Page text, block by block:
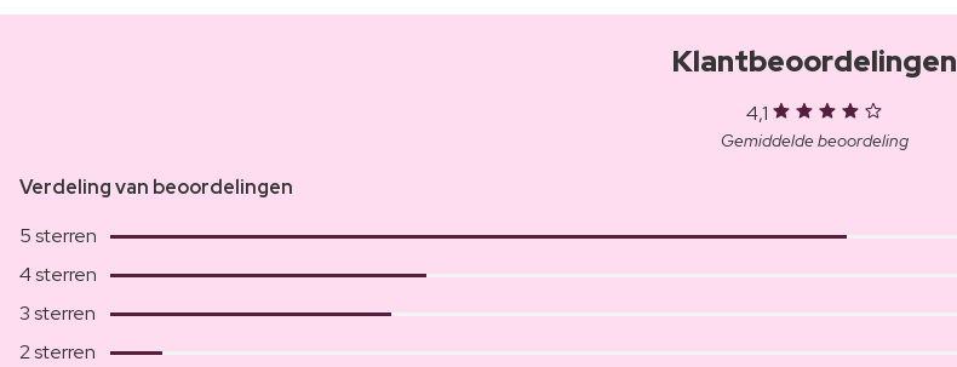
Klantbeoordelingen
4,1
Gemiddelde beoordeling
Verdeling van beoordelingen
5 sterren
4 sterren
3 sterren
2 sterren